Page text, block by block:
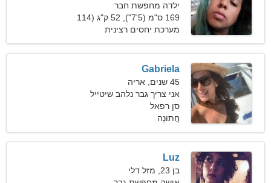
ילדה מחפשת חבר
169 ס"מ (5'7"), 52 ק"ג (114
פאונד)
מערכת יחסים רצינית
Gabriela
45 שנים, אריה
אני צריך גבר נלהב שיטייל
ביחד
סן רפאל
חֲתוּנָה
Luz
בן 23, מזל דלי